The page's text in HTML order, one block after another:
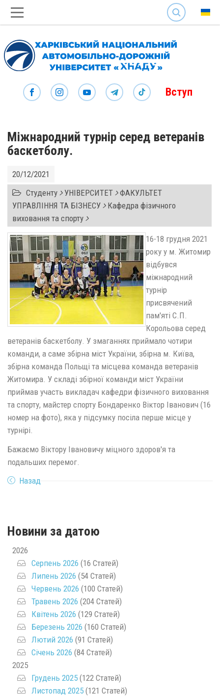
SEARCH
Вступ
Міжнародний турнір серед ветеранів
баскетболу.
20/12/2021
Студенту УНІВЕРСИТЕТ ФАКУЛЬТЕТ
УПРАВЛІННЯ ТА БІЗНЕСУ Кафедра фізичного
виховання та спорту
16-18 грудня 2021
року у м. Житомир
відбувся
міжнародний
турнір
присвячений
пам'яті С.П.
Корольова серед
ветеранів баскетболу. У змаганнях приймало чотири
команди, а саме збірна міст України, збірна м. Київа,
збірна команда Польщі та місцева команда ветеранів
Житомира. У складі збірної команди міст України
приймав участь викладач кафедри фізичного виховання
та спорту, майстер спорту Бондаренко Віктор Іванович (16
номер на фото), яка у підсумку посіла перше місце у
турнірі.
Бажаємо Віктору Івановичу міцного здоров'я та
подальших перемог.
Назад
Новини за датою
2026
Серпень 2026 (16 Статей)
Липень 2026 (54 Статей)
Червень 2026 (100 Статей)
Травень 2026 (204 Статей)
Квітень 2026 (129 Статей)
Березень 2026 (160 Статей)
Лютий 2026 (91 Статей)
Січень 2026 (84 Статей)
2025
Грудень 2025 (122 Статей)
Листопад 2025 (121 Статей)